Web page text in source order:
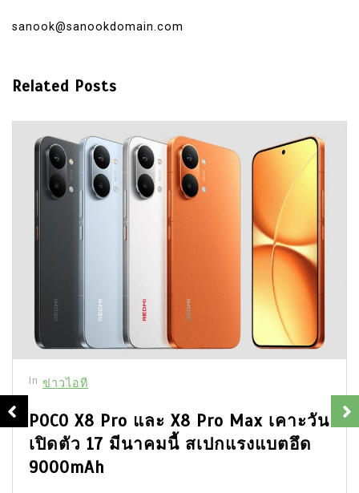
sanook@sanookdomain.com
Related Posts
In ข่าวไอที
POCO X8 Pro และ X8 Pro Max เคาะวัน
เปิดตัว 17 มีนาคมนี้ สเปกแรงแบตอึด
9000mAh